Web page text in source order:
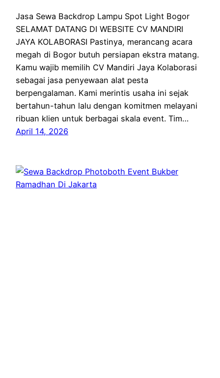
Jasa Sewa Backdrop Lampu Spot Light Bogor
SELAMAT DATANG DI WEBSITE CV MANDIRI
JAYA KOLABORASI Pastinya, merancang acara
megah di Bogor butuh persiapan ekstra matang.
Kamu wajib memilih CV Mandiri Jaya Kolaborasi
sebagai jasa penyewaan alat pesta
berpengalaman. Kami merintis usaha ini sejak
bertahun-tahun lalu dengan komitmen melayani
ribuan klien untuk berbagai skala event. Tim…
April 14, 2026